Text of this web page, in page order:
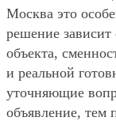
Москва это
решение зависит
объекта,
и реальной
уточняющие
объявление, тем